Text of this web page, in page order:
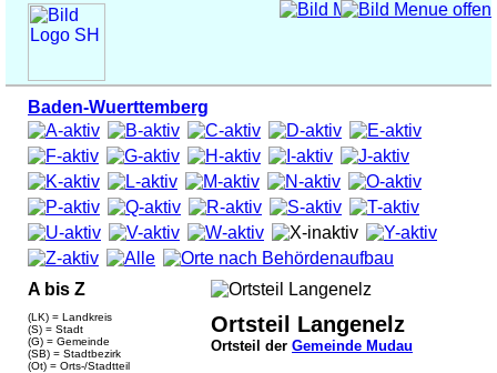
Baden-Wuerttemberg
A bis Z
(LK) = Landkreis
(S) = Stadt
(G) = Gemeinde
(SB) = Stadtbezirk
(Ot) = Orts-/Stadtteil
Ortsteil Langenelz
Ortsteil der Gemeinde Mudau